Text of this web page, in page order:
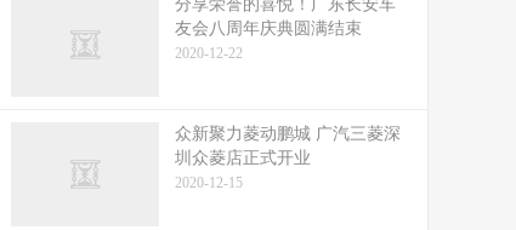
分享荣誉的喜悦！广东长安车
友会八周年庆典圆满结束
2020-12-22
众新聚力菱动鹏城 广汽三菱深
圳众菱店正式开业
2020-12-15